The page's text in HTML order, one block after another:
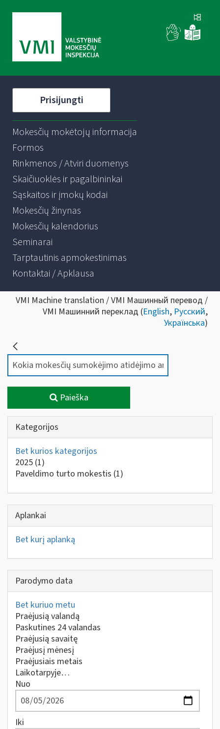
Prisijungti
Mokesčių mokėtojų informacija
Formos
Rinkmenos / Atviri duomenys
Skaičiuoklės ir pagalbininkai
Sąskaitos ir įmokų kodai
Mokesčių žinynas
Mokesčių kalendorius
Seminarai
Tarptautinis apmokestinimas
Kontaktai / Apklausa
VMI Machine translation / VMI Машинный перевод /
VMI Машинний переклад (English, Русский,
Українська)
Paieška
Kategorijos
Bet kurios kategorijos
2025 (1)
Paveldimo turto mokestis (1)
Aplankai
Bet kurį aplanką
Parodymo data
Bet kuriuo metu
Praėjusią valandą
Paskutines 24 valandas
Praėjusią savaitę
Praėjusį mėnesį
Praėjusiais metais
Laikotarpyje…
Nuo
Iki